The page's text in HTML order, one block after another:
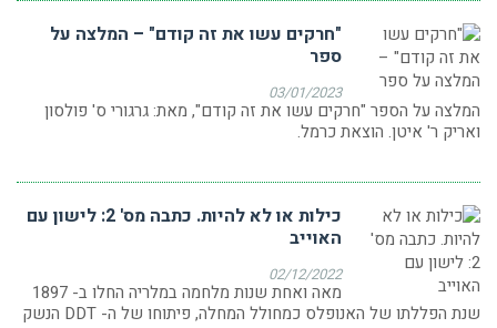
"חרקים עשו את זה קודם" – המלצה על
ספר
03/01/2023
המלצה על הספר "חרקים עשו את זה קודם", מאת: גרגורי ס' פולסון
ואריק ר' איטן. הוצאת כרמל.
כילות או לא להיות. כתבה מס' 2: לישון עם
האוייב
02/12/2022
מאה ואחת שנות מלחמה במלריה החלו ב- 1897
שנת הפללתו של האנופלס כמחולל המחלה, פיתוחו של ה- DDT הנשק